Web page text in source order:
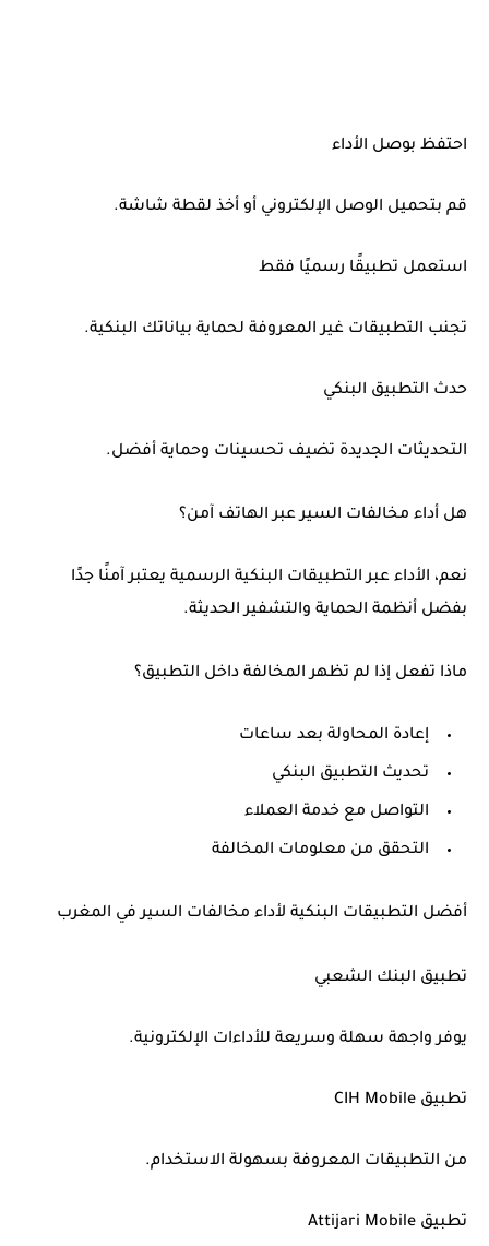
احتفظ بوصل الأداء
قم بتحميل الوصل الإلكتروني أو أخذ لقطة شاشة.
استعمل تطبيقًا رسميًا فقط
تجنب التطبيقات غير المعروفة لحماية بياناتك البنكية.
حدث التطبيق البنكي
التحديثات الجديدة تضيف تحسينات وحماية أفضل.
هل أداء مخالفات السير عبر الهاتف آمن؟
نعم، الأداء عبر التطبيقات البنكية الرسمية يعتبر آمنًا جدًا
بفضل أنظمة الحماية والتشفير الحديثة.
ماذا تفعل إذا لم تظهر المخالفة داخل التطبيق؟
إعادة المحاولة بعد ساعات
تحديث التطبيق البنكي
التواصل مع خدمة العملاء
التحقق من معلومات المخالفة
أفضل التطبيقات البنكية لأداء مخالفات السير في المغرب
تطبيق البنك الشعبي
يوفر واجهة سهلة وسريعة للأداءات الإلكترونية.
تطبيق CIH Mobile
من التطبيقات المعروفة بسهولة الاستخدام.
تطبيق Attijari Mobile